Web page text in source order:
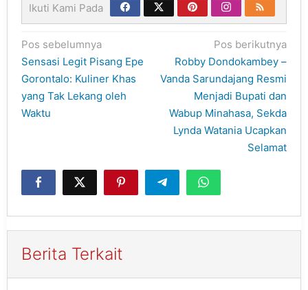
Ikuti Kami Pada
Navigasi
pos
Pos sebelumnya
Sensasi Legit Pisang Epe
Gorontalo: Kuliner Khas
yang Tak Lekang oleh
Waktu
Pos berikutnya
Robby Dondokambey –
Vanda Sarundajang Resmi
Menjadi Bupati dan
Wabup Minahasa, Sekda
Lynda Watania Ucapkan
Selamat
Berita Terkait